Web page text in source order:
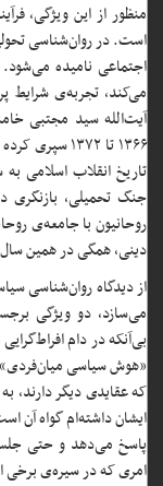
است. در روان‌شناسی
اجتماعی نامیده می‌شود.
می‌کند، تجربه‌ی شرایط
۱۳۶۶ تا ۱۳۷۲
تاریخ انقلاب اسلامی به
جنگ تحمیلی، بازنگری
روحانیون با جامعه‌ی
دینی، همگی در همین
از دیدگاه روان‌شناسی
می‌سازد، دو ویژگی
بی‌آنکه در دام
«هوش سیاسی میان‌فردی»؛
که عقایدی دیگر دارند،
ایشان داشته‌ام گواه آن
پاسخ می‌دهد و حتی
امری که در سیره‌ی برخی